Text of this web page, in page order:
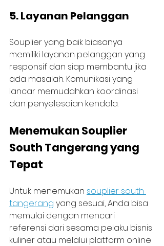
5. Layanan Pelanggan
Souplier yang baik biasanya
memiliki layanan pelanggan yang
responsif dan siap membantu jika
ada masalah. Komunikasi yang
lancar memudahkan koordinasi
dan penyelesaian kendala.
Menemukan Souplier
South Tangerang yang
Tepat
Untuk menemukan souplier south
tangerang yang sesuai, Anda bisa
memulai dengan mencari
referensi dari sesama pelaku bisnis
kuliner atau melalui platform online